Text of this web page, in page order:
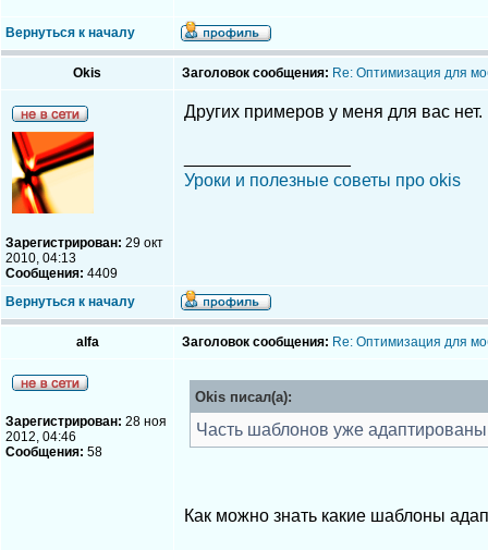
Вернуться к началу
Okis Заголовок сообщения: Re: Оптимизация для
Зарегистрирован: 29 окт
2010, 04:13
Сообщения: 4409
Других примеров у меня для вас нет.
Уроки и полезные советы про okis
Вернуться к началу
alfa Заголовок сообщения: Re: Оптимизация для
Зарегистрирован: 28 ноя
2012, 04:46
Сообщения: 58
Okis писал(а):
Часть шаблонов уже
Как можно знать какие шаблоны